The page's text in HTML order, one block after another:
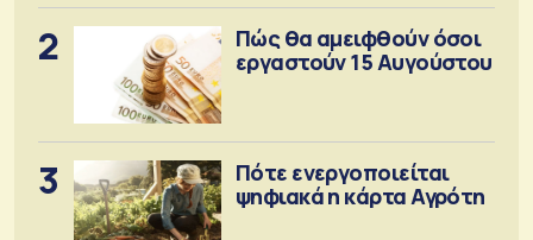
2
Πώς θα αμειφθούν όσοι
εργαστούν 15 Αυγούστου
3
Πότε ενεργοποιείται
ψηφιακά η κάρτα Αγρότη